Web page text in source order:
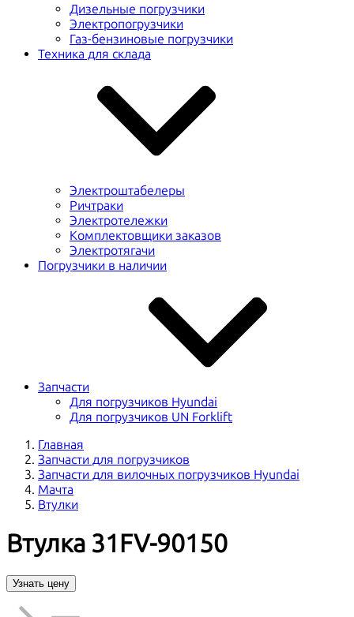
Дизельные погрузчики
Электропогрузчики
Газ-бензиновые погрузчики
Техника для склада
Электроштабелеры
Ричтраки
Электротележки
Комплектовщики заказов
Электротягачи
Погрузчики в наличии
Запчасти
Для погрузчиков Hyundai
Для погрузчиков UN Forklift
Главная
Запчасти для погрузчиков
Запчасти для вилочных погрузчиков Hyundai
Мачта
Втулки
Втулка 31FV-90150
Узнать цену